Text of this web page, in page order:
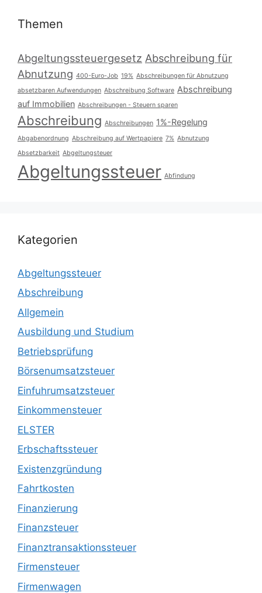
Themen
Abgeltungssteuergesetz Abschreibung für
Abnutzung 400-Euro-Job 19% Abschreibungen für Abnutzung
absetzbaren Aufwendungen Abschreibung Software Abschreibung
auf Immobilien Abschreibungen - Steuern sparen
Abschreibung Abschreibungen 1%-Regelung
Abgabenordnung Abschreibung auf Wertpapiere 7% Abnutzung
Absetzbarkeit Abgeltungsteuer
Abgeltungssteuer Abfindung
Kategorien
Abgeltungssteuer
Abschreibung
Allgemein
Ausbildung und Studium
Betriebsprüfung
Börsenumsatzsteuer
Einfuhrumsatzsteuer
Einkommensteuer
ELSTER
Erbschaftssteuer
Existenzgründung
Fahrtkosten
Finanzierung
Finanzsteuer
Finanztransaktionssteuer
Firmensteuer
Firmenwagen